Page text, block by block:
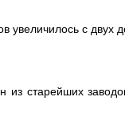
увеличилось с двух
старейших